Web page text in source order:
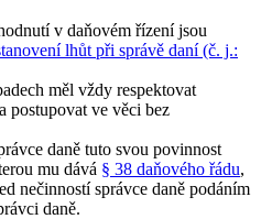
v daňovém řízení jsou
lhůt při správě daní (č. j.:
měl vždy respektovat
postupovat ve věci bez
daně tuto svou povinnost
mu dává § 38 daňového řádu,
nečinností správce daně podáním
daně.